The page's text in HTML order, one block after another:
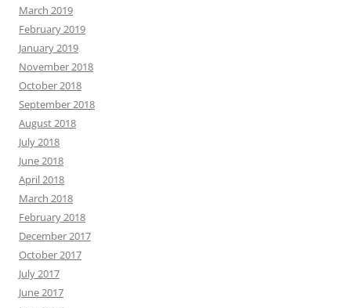
March 2019
February 2019
January 2019
November 2018
October 2018
September 2018
August 2018
July 2018
June 2018
April 2018
March 2018
February 2018
December 2017
October 2017
July 2017
June 2017